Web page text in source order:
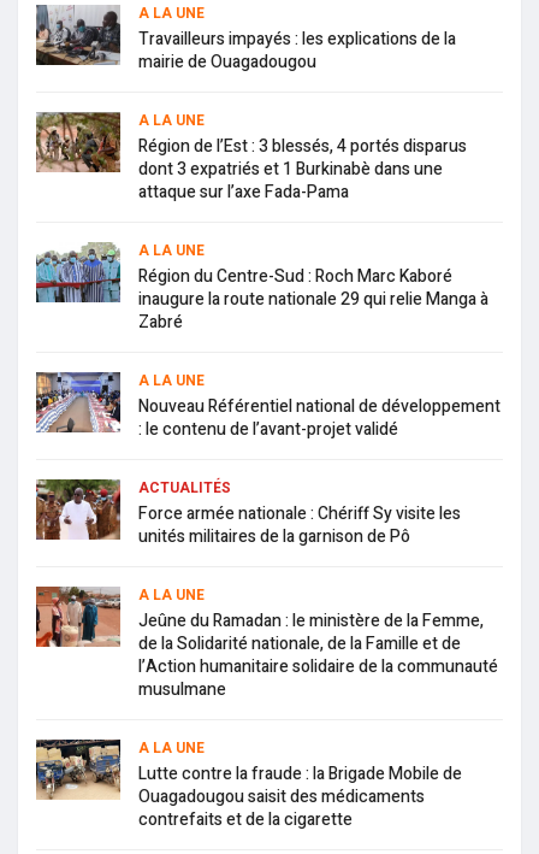
A LA UNE
Travailleurs impayés : les explications de la
mairie de Ouagadougou
A LA UNE
Région de l’Est : 3 blessés, 4 portés disparus
dont 3 expatriés et 1 Burkinabè dans une
attaque sur l’axe Fada-Pama
A LA UNE
Région du Centre-Sud : Roch Marc Kaboré
inaugure la route nationale 29 qui relie Manga à
Zabré
A LA UNE
Nouveau Référentiel national de développement
: le contenu de l’avant-projet validé
ACTUALITÉS
Force armée nationale : Chériff Sy visite les
unités militaires de la garnison de Pô
A LA UNE
Jeûne du Ramadan : le ministère de la Femme,
de la Solidarité nationale, de la Famille et de
l’Action humanitaire solidaire de la communauté
musulmane
A LA UNE
Lutte contre la fraude : la Brigade Mobile de
Ouagadougou saisit des médicaments
contrefaits et de la cigarette